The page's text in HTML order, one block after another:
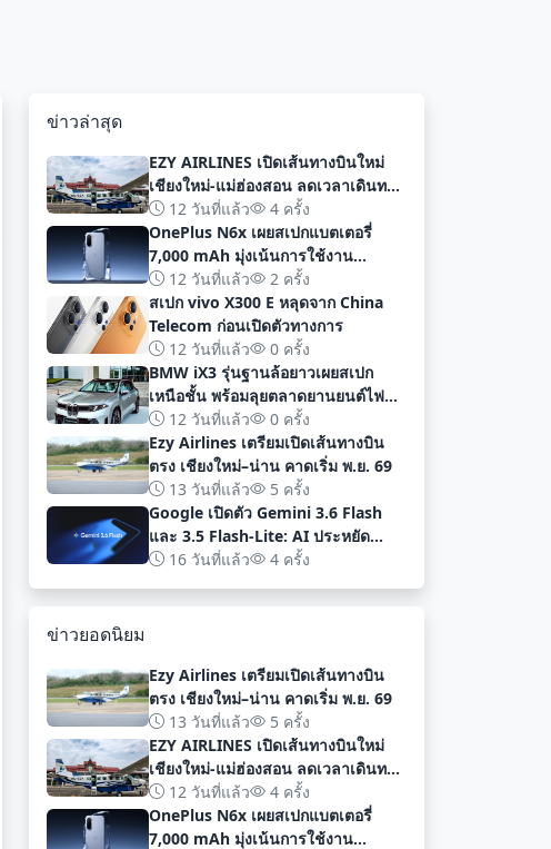
ข่าวล่าสุด
EZY AIRLINES เปิดเส้นทางบินใหม่
เชียงใหม่-แม่ฮ่องสอน ลดเวลาเดินทาง
เหลือเพียง 40 นาที
12 วันที่แล้ว
4 ครั้ง
OnePlus N6x เผยสเปกแบตเตอรี่
7,000 mAh มุ่งเน้นการใช้งาน
ยาวนานก่อนเปิดตัวอย่างเป็นทางการ
12 วันที่แล้ว
2 ครั้ง
สเปก vivo X300 E หลุดจาก China
Telecom ก่อนเปิดตัวทางการ
12 วันที่แล้ว
0 ครั้ง
BMW iX3 รุ่นฐานล้อยาวเผยสเปก
เหนือชั้น พร้อมลุยตลาดยานยนต์ไฟฟ้า
จีนด้วยระยะทาง 919 กม
12 วันที่แล้ว
0 ครั้ง
Ezy Airlines เตรียมเปิดเส้นทางบิน
ตรง เชียงใหม่–น่าน คาดเริ่ม พ.ย. 69
13 วันที่แล้ว
5 ครั้ง
Google เปิดตัว Gemini 3.6 Flash
และ 3.5 Flash-Lite: AI ประหยัด
ต้นทุน ประสิทธิภาพสูง สำหรับนัก
16 วันที่แล้ว 4 ครั้ง
ข่าวยอดนิยม
Ezy Airlines เตรียมเปิดเส้นทางบิน
ตรง เชียงใหม่–น่าน คาดเริ่ม พ.ย. 69
13 วันที่แล้ว
5 ครั้ง
EZY AIRLINES เปิดเส้นทางบินใหม่
เชียงใหม่-แม่ฮ่องสอน ลดเวลาเดินทาง
เหลือเพียง 40 นาที
12 วันที่แล้ว
4 ครั้ง
OnePlus N6x เผยสเปกแบตเตอรี่
7,000 mAh มุ่งเน้นการใช้งาน